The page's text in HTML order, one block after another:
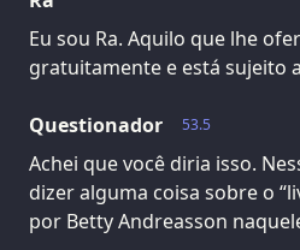
Eu sou Ra. Aquilo que lhe
gratuitamente e está sujeito
53.5
Questionador
Achei que você diria isso.
dizer alguma coisa sobre o
por Betty Andreasson